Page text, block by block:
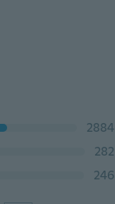
2884
282
246